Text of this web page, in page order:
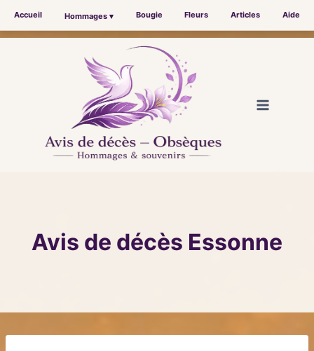
Accueil Hommages ▾ Bougie Fleurs Articles Aide
Avis de décès Essonne